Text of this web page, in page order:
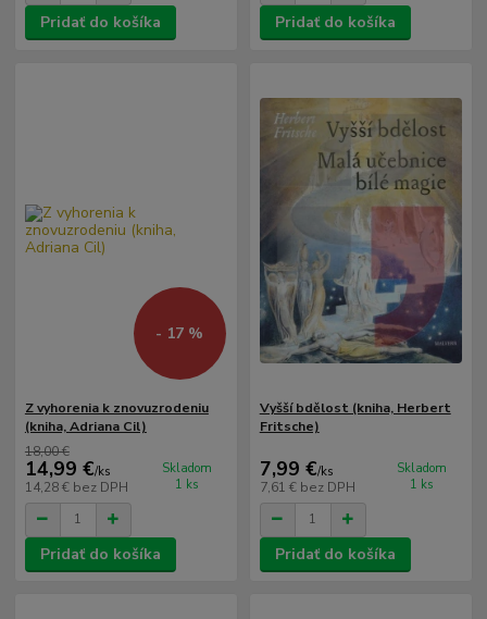
Pridať do košíka Pridať do košíka
- 17 %
Z vyhorenia k znovuzrodeniu
(kniha, Adriana Cil)
18,00 €
14,99 €/ks
14,28 € bez DPH
Skladom
1 ks
Pridať do košíka
Vyšší bdělost (kniha, Herbert
Fritsche)
7,99 €/ks
7,61 € bez DPH
Skladom
1 ks
Pridať do košíka